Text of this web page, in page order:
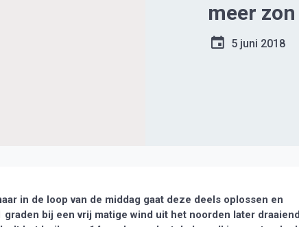
meer zon
5 juni 2018
in de loop van de middag gaat deze deels oplossen en
bij een vrij matige wind uit het noorden later